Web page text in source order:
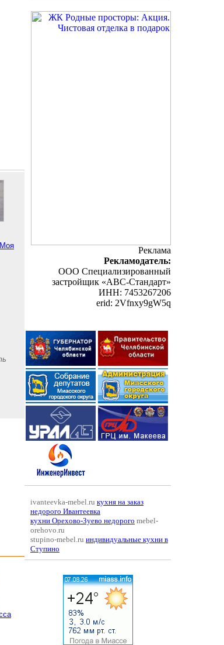
Реклама
Рекламодатель:
ООО Специализированный
застройщик «АВС-Стандарт»
ИНН: 7453267206
erid: 2Vfnxy9gW5q
ivanteevka-mebel.ru кухня на заказ
недорого Ивантеевка
кухни Орехово-Зуево недорого mebel-
orehovo.ru
stupino-mebel.ru индивидуальные кухни в
Ступино